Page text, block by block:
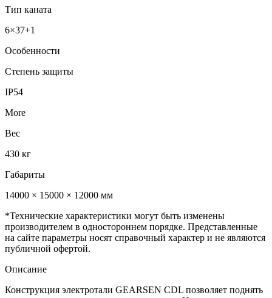
Тип каната
6×37+1
Особенности
Степень защиты
IP54
More
Вес
430 кг
Габариты
14000 × 15000 × 12000 мм
*Технические характеристики могут быть изменены
производителем в одностороннем порядке. Представленные
на сайте параметры носят справочный характер и не являются
публичной офертой.
Описание
Конструкция электротали GEARSEN CDL позволяет поднять